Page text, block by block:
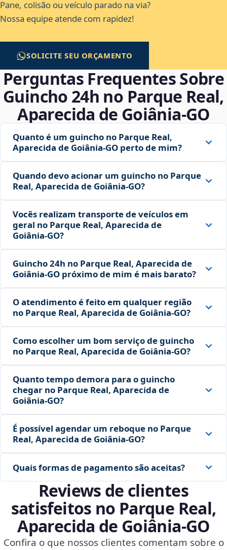
Pane, colisão ou veículo parado na via?
Nossa equipe atende com rapidez!
SOLICITE SEU ORÇAMENTO
Perguntas Frequentes Sobre
Guincho 24h no Parque Real,
Aparecida de Goiânia‑GO
Quanto é um guincho no Parque Real,
Aparecida de Goiânia‑GO perto de mim?
Quando devo acionar um guincho no Parque
Real, Aparecida de Goiânia‑GO?
Vocês realizam transporte de veículos em
geral no Parque Real, Aparecida de
Goiânia‑GO?
Guincho 24h no Parque Real, Aparecida de
Goiânia‑GO próximo de mim é mais barato?
O atendimento é feito em qualquer região
no Parque Real, Aparecida de Goiânia‑GO?
Como escolher um bom serviço de guincho
no Parque Real, Aparecida de Goiânia‑GO?
Quanto tempo demora para o guincho
chegar no Parque Real, Aparecida de
Goiânia‑GO?
É possível agendar um reboque no Parque
Real, Aparecida de Goiânia‑GO?
Quais formas de pagamento são aceitas?
Reviews de clientes
satisfeitos no Parque Real,
Aparecida de Goiânia‑GO
Confira o que nossos clientes comentam sobre o